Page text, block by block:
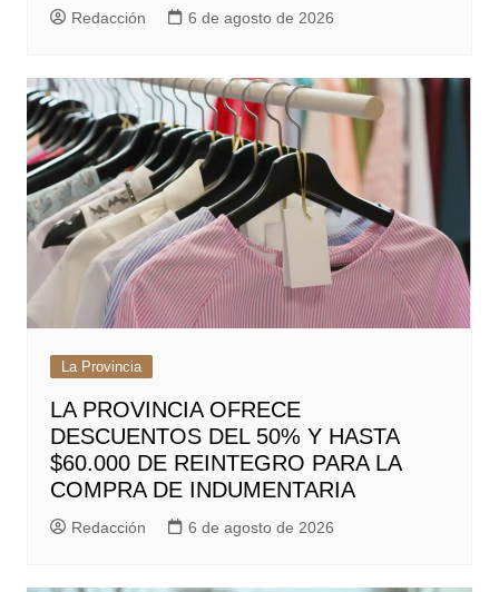
Redacción 6 de agosto de 2026
La Provincia
LA PROVINCIA OFRECE
DESCUENTOS DEL 50% Y HASTA
$60.000 DE REINTEGRO PARA LA
COMPRA DE INDUMENTARIA
Redacción 6 de agosto de 2026